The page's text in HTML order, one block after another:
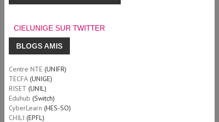
CIELUNIGE SUR TWITTER
BLOGS AMIS
Centre NTE (UNIFR)
TECFA (UNIGE)
RISET (UNIL)
Eduhub (Switch)
CyberLearn (HES-SO)
CHILI (EPFL)